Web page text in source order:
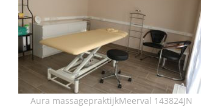
Aura massagepraktijkMeerval 143824JN